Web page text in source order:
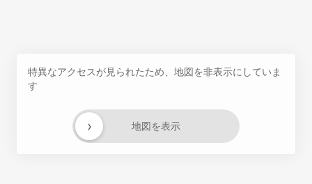
特異なアクセスが見られたため、地図を非表示にしていま
す
地図を表示
›